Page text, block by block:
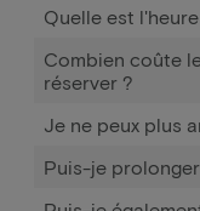
Quelle est
Combien coûte
réserver ?
Je ne peux plus
Puis-je